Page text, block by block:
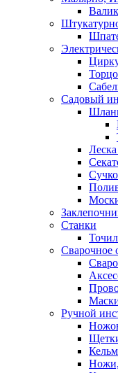
Садовый
Станки
Сварочное
Ручной
Ножи,